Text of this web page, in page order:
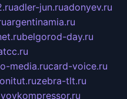
adler-jun.ruadonyev.ru
argentinamia.ru
belgorod-day.ru
media.rucard-voice.ru
zebra-tlt.ru